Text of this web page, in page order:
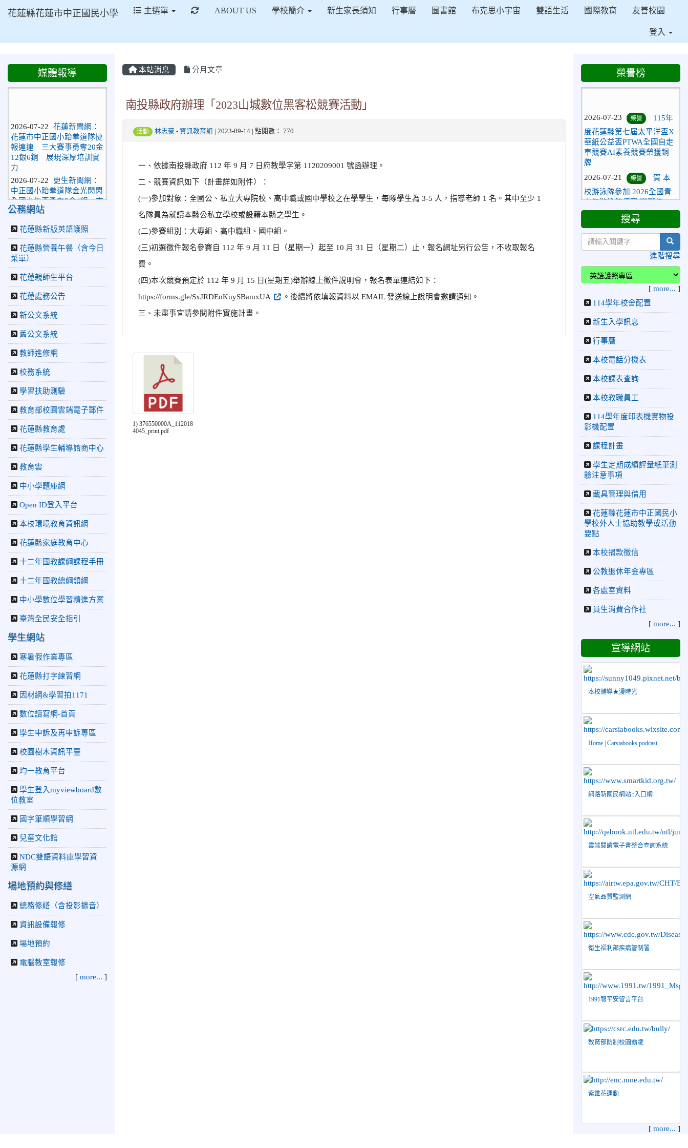
花蓮縣花蓮市中正國民小學 主選單 重新取得佈景設定
ABOUT US 學校簡介 新生家長須知 行事曆 圖書館 布克思小宇宙 雙語生活 國際教育 友善校園
登入
本站消息 分月文章
南投縣政府辦理「2023山城數位黑客松競賽活動」
活動 林志豪 - 資訊教育組 | 2023-09-14 | 點閱數： 770
一、依據南投縣政府 112 年 9 月 7 日府教學字第 1120209001 號函辦理。
二、競賽資訊如下（計畫詳如附件）：
(一)參加對象：全國公、私立大專院校、高中職或國中學校之在學學生，每隊學生為 3-5 人，指導老師 1 名。其中至少 1
名隊員為就讀本縣公私立學校或設籍本縣之學生。
(二)參賽組別：大專組、高中職組、國中組。
(三)初選徵件報名參賽自 112 年 9 月 11 日（星期一）起至 10 月 31 日（星期二）止，報名網址另行公告，不收取報名
費。
(四)本次競賽預定於 112 年 9 月 15 日(星期五)舉辦線上徵件說明會，報名表單連結如下：
https://forms.gle/SxJRDEoKuySBamxUA
。後續將依填報資料以 EMAIL 發送線上說明會邀請通知。
三、未盡事宜請參閱附件實施計畫。
1) 376550000A_112018
4045_print.pdf
媒體報導
花蓮市中正國小跆拳道隊捷
報連連 三大賽事勇奪20金
12銀6銅 展現深厚培訓實
力
2026-07-22
中正國小跆拳道隊金光閃閃
全國少年盃勇奪3金4銀、市
長盃橫掃13金
2026-07-08
台：沉浸式體驗 花蓮中正
國小培養學生國際視野
2026-06-16 花蓮新聞網：
【中正國小70週年校慶系列
活動 「游藝飛揚」晚會登
場】 師生家長齊聚一堂 共
譜「時光樂章．經典再
現」
2026-06-16 更生新聞網：
中正國小創校70週年「游藝
飛揚」才藝晚會登場
2026-06-10 教育廣播電
台：揮別童年迎向青春 中
正國小畢業師生自製畢業歌
曲
2026-06-10 教育廣播電
台：尋覓歷史記憶 花蓮中
正國小社團體驗闖關探索歷
史
2026-04-30 讓愛閃閃發
光！中正國小「小老闆大市
集」愛心捐助光復國小
2026-07-22
花蓮市中正國小跆拳道隊捷
報連連 三大賽事勇奪20金
12銀6銅 展現深厚培訓實
力
2026-07-22 更生新聞網：
中正國小跆拳道隊金光閃閃
全國少年盃勇奪3金4銀、市
長盃橫掃13金
2026-07-08 教育廣播電
台：沉浸式體驗 花蓮中正
國小培養學生國際視野
2026-06-16 花蓮新聞網：
【中正國小70週年校慶系列
活動 「游藝飛揚」晚會登
譜「時光樂章．經典再
2026-06-16
更生新聞網：
中正國小創校70週年「游藝
飛揚」才藝晚會登場
2026-06-10 教育廣播電
台：揮別童年迎向青春 中
正國小畢業師生自製畢業歌
曲
2026-06-10 教育廣播電
台：尋覓歷史記憶 花蓮中
正國小社團體驗闖關探索歷
史
2026-04-30 讓愛閃閃發
光！中正國小「小老闆大市
集」愛心捐助光復國小
公務網站
花蓮縣新版英語護照
花蓮縣營養午餐（含今日
菜單）
花蓮親師生平台
花蓮處務公告
新公文系統
舊公文系統
教師進修網
校務系統
學習扶助測驗
教育部校園雲端電子郵件
花蓮縣教育處
花蓮縣學生輔導諮商中心
教育雲
中小學題庫網
Open ID登入平台
本校環境教育資訊網
花蓮縣家庭教育中心
十二年國教課綱課程手冊
十二年國教總綱領綱
中小學數位學習精進方案
臺灣全民安全指引
學生網站
寒暑假作業專區
花蓮縣打字練習網
因材網&學習拍1171
數位讀寫網-首頁
學生申訴及再申訴專區
校園樹木資訊平臺
均一教育平台
學生登入myviewboard數
位教室
國字筆順學習網
兒童文化館
NDC雙語資料庫學習資
源網
場地預約與修繕
總務修繕（含投影擴音）
資訊設備報修
場地預約
電腦教室報修
[ more... ]
榮譽榜
度花蓮縣第七屆太平洋盃X
華紙公益盃PTWA全國自走
車競賽AI素養競賽榮獲銅
牌
2026-07-21
校游泳隊參加 2026全國青
少年游泳錦標賽 榮獲佳
2026-07-08
榮譽
校跆拳道隊參加115年第十
八屆全國跆拳道品勢錦標賽
榮獲佳績！
2026-06-30 檢送「花蓮縣
115學年度推動國民中學充
實校安人力聯合甄選簡章」
請查照。
2026-06-29
榮譽
校跆拳道隊參加115年花蓮
市「市長盃」跆拳道錦標賽
榮獲佳績！
2026-06-16
賀 本
十三屆全國少年跆拳道錦標
賽 榮獲佳績！
2026-06-10
榮譽
恭喜本
校參加「115年花蓮市語文
競賽」，成績優異
2026-06-09
榮譽
賀 本
校籃球隊參加 2026花蓮縣
第46屆假日盃籃球賽 榮獲
季軍！
2026-06-09
榮譽
賀 本
校游泳隊參加115年花蓮縣
縣長盃分齡游泳錦標賽榮獲
佳績！
2026-06-02
榮譽
賀 本
校跆拳道隊參加 115年花蓮
暨全國少年盃花蓮縣代表隊
選拔賽 榮獲佳績！
比賽-Show and Tell榮獲佳
2026-04-30
度綜合所得稅結算申報」宣
導內容
校籃球隊參加115年花蓮縣
縣長盃籃球錦標賽 榮獲亞
校中正國小115年度(1~3年
級)健康促進繪畫比賽優勝
名單
PaGamO寒假作業獲獎名單
2026-07-23
榮譽
115年
度花蓮縣第七屆太平洋盃X
車競賽AI素養競賽榮獲銅
牌
2026-07-21
榮譽
績！
2026-07-08
榮獲佳績！
2026-06-30 檢送「花蓮縣
115學年度推動國民中學充
1份，敬請協助公告周知，
請查照。
2026-06-29
榮譽
榮獲佳績！
2026-06-16
搜尋
進階搜尋
[ more... ]
114學年校舍配置
新生入學訊息
行事曆
本校電話分機表
本校課表查詢
本校教職員工
114學年度印表機實物投
影機配置
課程計畫
學生定期成績評量紙筆測
驗注意事項
載具管理與借用
花蓮縣花蓮市中正國民小
學校外人士協助教學或活動
要點
本校捐款徵信
公教退休年金專區
各處室資料
員生消費合作社
[ more... ]
宣導網站
本校輔導★漫時光
Home | Carsiabooks podcast
網路新國民網站::入口網
雲端閱讀電子書整合查詢系統
空氣品質監測網
衛生福利部疾病管制署
1991報平安留言平台
教育部防制校園霸凌
紫錐花運動
[ more... ]